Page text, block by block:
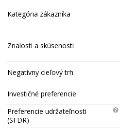
Kategória zákazníka
Znalosti a skúsenosti
Negatívny cieľový trh
Investičné preferencie
Preferencie udržateľnosti
(SFDR)